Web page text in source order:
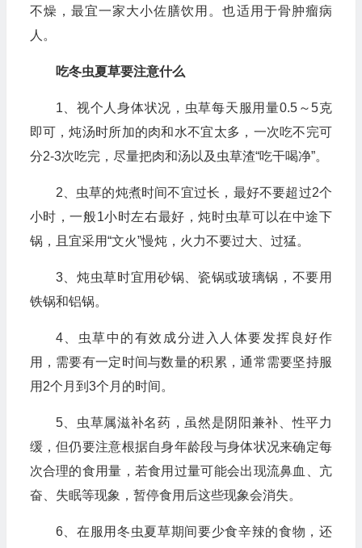
不燥，最宜一家大小佐膳饮用。也适用于骨肿瘤病
人。
吃冬虫夏草要注意什么
1、视个人身体状况，虫草每天服用量0.5～5克
即可，炖汤时所加的肉和水不宜太多，一次吃不完可
分2-3次吃完，尽量把肉和汤以及虫草渣“吃干喝净”。
2、虫草的炖煮时间不宜过长，最好不要超过2个
小时，一般1小时左右最好，炖时虫草可以在中途下
锅，且宜采用“文火”慢炖，火力不要过大、过猛。
3、炖虫草时宜用砂锅、瓷锅或玻璃锅，不要用
铁锅和铝锅。
4、虫草中的有效成分进入人体要发挥良好作
用，需要有一定时间与数量的积累，通常需要坚持服
用2个月到3个月的时间。
5、虫草属滋补名药，虽然是阴阳兼补、性平力
缓，但仍要注意根据自身年龄段与身体状况来确定每
次合理的食用量，若食用过量可能会出现流鼻血、亢
奋、失眠等现象，暂停食用后这些现象会消失。
6、在服用冬虫夏草期间要少食辛辣的食物，还